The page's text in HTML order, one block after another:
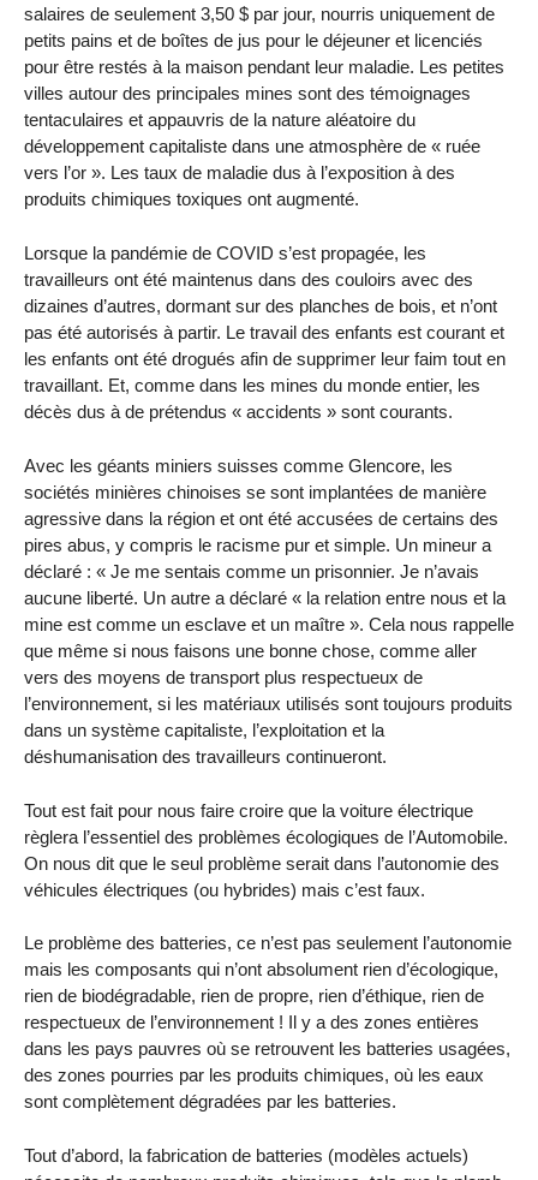
salaires de seulement 3,50 $ par jour, nourris uniquement de
petits pains et de boîtes de jus pour le déjeuner et licenciés
pour être restés à la maison pendant leur maladie. Les petites
villes autour des principales mines sont des témoignages
tentaculaires et appauvris de la nature aléatoire du
développement capitaliste dans une atmosphère de « ruée
vers l’or ». Les taux de maladie dus à l’exposition à des
produits chimiques toxiques ont augmenté.
Lorsque la pandémie de COVID s’est propagée, les
travailleurs ont été maintenus dans des couloirs avec des
dizaines d’autres, dormant sur des planches de bois, et n’ont
pas été autorisés à partir. Le travail des enfants est courant et
les enfants ont été drogués afin de supprimer leur faim tout en
travaillant. Et, comme dans les mines du monde entier, les
décès dus à de prétendus « accidents » sont courants.
Avec les géants miniers suisses comme Glencore, les
sociétés minières chinoises se sont implantées de manière
agressive dans la région et ont été accusées de certains des
pires abus, y compris le racisme pur et simple. Un mineur a
déclaré : « Je me sentais comme un prisonnier. Je n’avais
aucune liberté. Un autre a déclaré « la relation entre nous et la
mine est comme un esclave et un maître ». Cela nous rappelle
que même si nous faisons une bonne chose, comme aller
vers des moyens de transport plus respectueux de
l’environnement, si les matériaux utilisés sont toujours produits
dans un système capitaliste, l’exploitation et la
déshumanisation des travailleurs continueront.
Tout est fait pour nous faire croire que la voiture électrique
règlera l’essentiel des problèmes écologiques de l’Automobile.
On nous dit que le seul problème serait dans l’autonomie des
véhicules électriques (ou hybrides) mais c’est faux.
Le problème des batteries, ce n’est pas seulement l’autonomie
mais les composants qui n’ont absolument rien d’écologique,
rien de biodégradable, rien de propre, rien d’éthique, rien de
respectueux de l’environnement ! Il y a des zones entières
dans les pays pauvres où se retrouvent les batteries usagées,
des zones pourries par les produits chimiques, où les eaux
sont complètement dégradées par les batteries.
Tout d’abord, la fabrication de batteries (modèles actuels)